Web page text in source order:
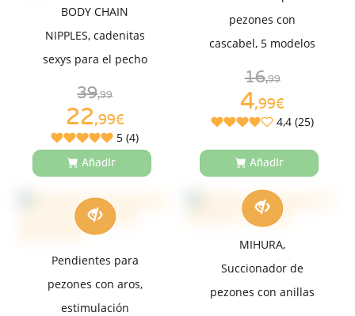
BODY CHAIN
NIPPLES, cadenitas
sexys para el pecho
39,99
22,99€
5 (4)
Añadir
pezones con
cascabel, 5 modelos
16,99
4,99€
4,4 (25)
Añadir
Pendientes para
pezones con aros,
estimulación
MIHURA,
Succionador de
pezones con anillas